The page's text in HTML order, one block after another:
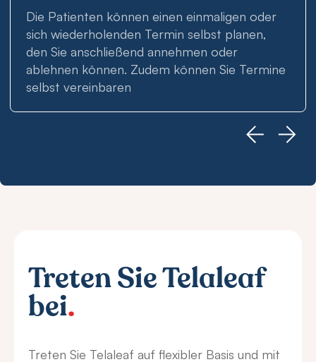
Die Patienten können einen einmaligen oder
sich wiederholenden Termin selbst planen,
den Sie anschließend annehmen oder
ablehnen können. Zudem können Sie Termine
selbst vereinbaren
Treten Sie Telaleaf
bei.
Treten Sie Telaleaf auf flexibler Basis und mit